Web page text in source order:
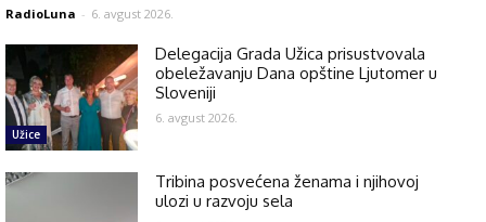
RadioLuna - 6. avgust 2026.
Užice
Delegacija Grada Užica prisustvovala
obeležavanju Dana opštine Ljutomer u
Sloveniji
6. avgust 2026.
Tribina posvećena ženama i njihovoj
ulozi u razvoju sela